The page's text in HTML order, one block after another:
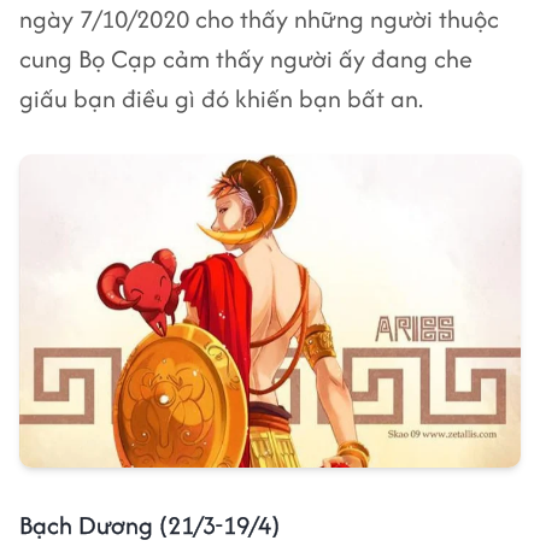
ngày 7/10/2020 cho thấy những người thuộc
cung Bọ Cạp cảm thấy người ấy đang che
giấu bạn điều gì đó khiến bạn bất an.
Bạch Dương (21/3-19/4)